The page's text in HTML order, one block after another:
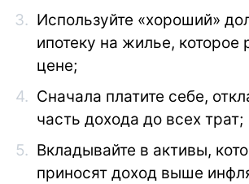
Используйте «хороший»
ипотеку на жилье, которое
цене;
Сначала платите себе,
часть дохода до всех трат;
Вкладывайте в активы,
приносят доход выше